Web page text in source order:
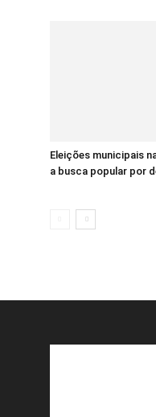
Eleições municipais
a busca popular por